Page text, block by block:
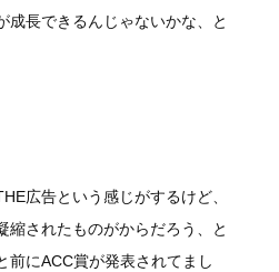
成長できるんじゃないかな、と
広告という感じがするけど、
縮されたものがからだろう、と
前にACC賞が発表されてまし